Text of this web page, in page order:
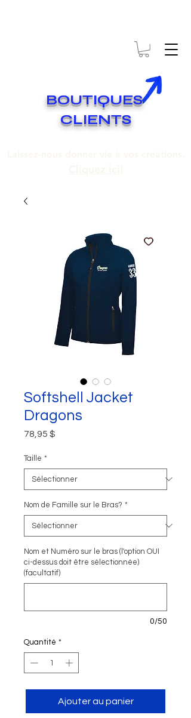
BOUTIQUES
CLIENTS
Softshell Jacket
Dragons
78,95 $
Taille *
Nom de Famille sur le Bras? *
Nom et Numéro sur le bras (l'option OUI
ci-dessus doit être sélectionnée)
(facultatif)
0/50
Quantité *
Ajouter au panier